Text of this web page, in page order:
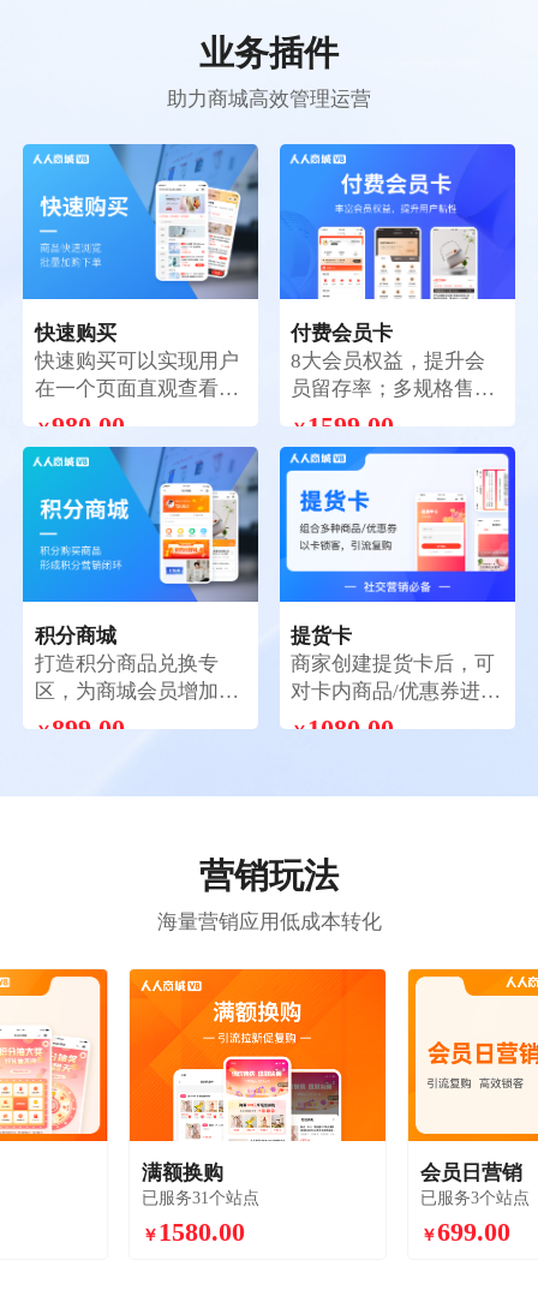
业务插件
助力商城高效管理运营
快速购买
快速购买可以实现用户
在一个页面直观查看全
部商品，批量加购，一
键结算下单，简化购物
流程，快速完成购买。
￥980.00
付费会员卡
8大会员权益，提升会
员留存率；多规格售
卖，解锁花式玩法；两
种获卡方式，支持兑换
码兑换；会员卡片样式
自定义
￥1599.00
积分商城
打造积分商品兑换专
区，为商城会员增加消
耗积分途径，形成积分
￥899.00
提货卡
商家创建提货卡后，可
对卡内商品/优惠券进行
个性化组合搭配，消费
选择一次性提走全部商
任选其一提货
￥1080.00
营销玩法
海量营销应用低成本转化
满额换购
已服务31个站点
￥1580.00
会员日营销
已服务3个站点
￥699.00